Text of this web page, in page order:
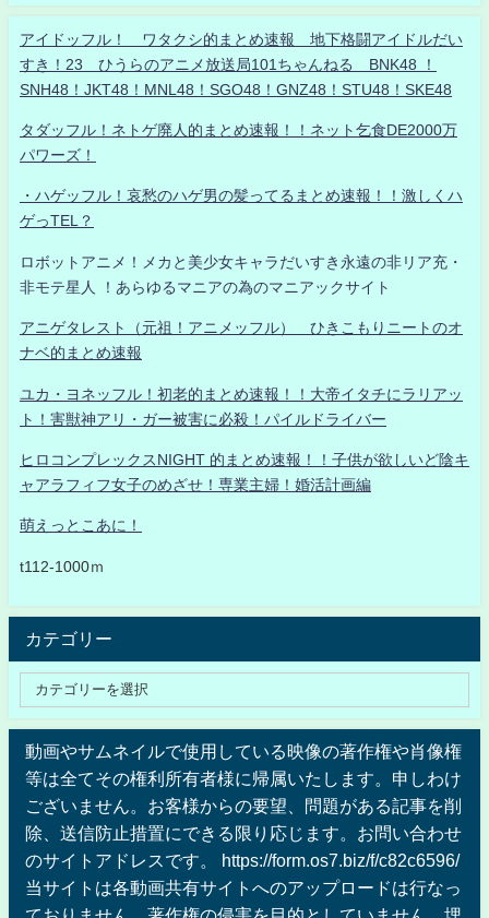
アイドッフル！ ワタクシ的まとめ速報 地下格闘アイドルだい
すき！23 ひうらのアニメ放送局101ちゃんねる BNK48 ！
SNH48！JKT48！MNL48！SGO48！GNZ48！STU48！SKE48
タダッフル！ネトゲ廃人的まとめ速報！！ネット乞食DE2000万
パワーズ！
・ハゲッフル！哀愁のハゲ男の髪ってるまとめ速報！！激しくハ
ゲっTEL？
ロボットアニメ！メカと美少女キャラだいすき永遠の非リア充・
非モテ星人 ！あらゆるマニアの為のマニアックサイト
アニゲタレスト（元祖！アニメッフル） ひきこもりニートのオ
ナベ的まとめ速報
ユカ・ヨネッフル！初老的まとめ速報！！大帝イタチにラリアッ
ト！害獣神アリ・ガー被害に必殺！パイルドライバー
ヒロコンプレックスNIGHT 的まとめ速報！！子供が欲しいど陰キ
ャアラフィフ女子のめざせ！専業主婦！婚活計画編
萌えっとこあに！
t112-1000ｍ
カテゴリー
動画やサムネイルで使用している映像の著作権や肖像権
等は全てその権利所有者様に帰属いたします。申しわけ
ございません。お客様からの要望、問題がある記事を削
除、送信防止措置にできる限り応じます。お問い合わせ
のサイトアドレスです。 https://form.os7.biz/f/c82c6596/
当サイトは各動画共有サイトへのアップロードは行なっ